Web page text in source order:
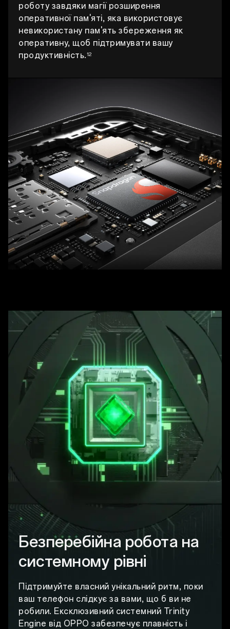
роботу завдяки магії розширення
оперативної пам'яті, яка використовує
невикористану пам'ять збереження як
оперативну, щоб підтримувати вашу
продуктивність.12
Безперебійна робота на
системному рівні
Підтримуйте власний унікальний ритм, поки
ваш телефон слідкує за вами, що б ви не
робили. Ексклюзивний системний Trinity
Engine від OPPO забезпечує плавність і